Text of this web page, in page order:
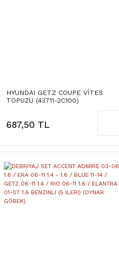
HYUNDAI GETZ COUPE VİTES
TOPUZU (43711-2C100)
687,50 TL